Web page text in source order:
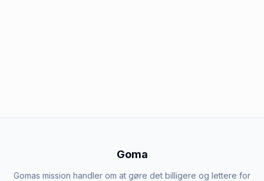
Goma
Gomas mission handler om at gøre det billigere og lettere for